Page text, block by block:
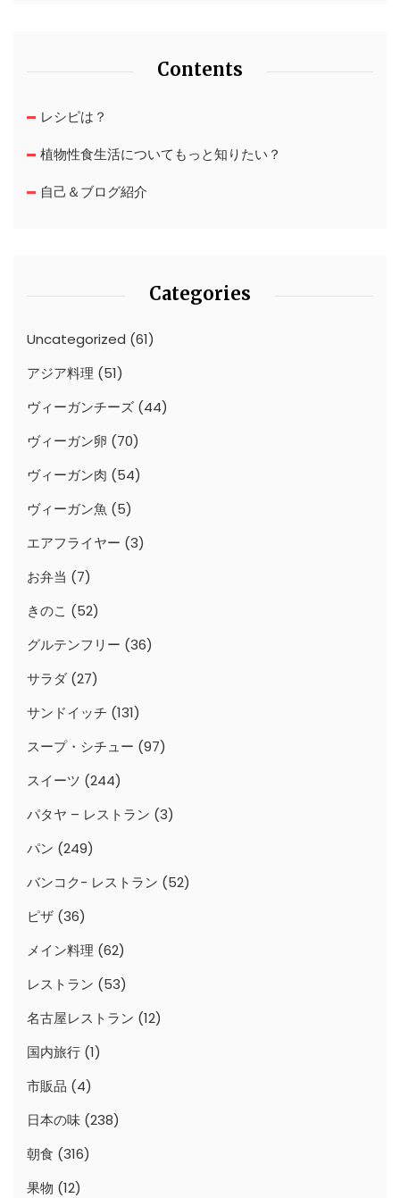
Contents
レシピは？
植物性食生活についてもっと知りたい？
自己＆ブログ紹介
Categories
Uncategorized (61)
アジア料理 (51)
ヴィーガンチーズ (44)
ヴィーガン卵 (70)
ヴィーガン肉 (54)
ヴィーガン魚 (5)
エアフライヤー (3)
お弁当 (7)
きのこ (52)
グルテンフリー (36)
サラダ (27)
サンドイッチ (131)
スープ・シチュー (97)
スイーツ (244)
パタヤ – レストラン (3)
パン (249)
バンコク- レストラン (52)
ピザ (36)
メイン料理 (62)
レストラン (53)
名古屋レストラン (12)
国内旅行 (1)
市販品 (4)
日本の味 (238)
朝食 (316)
果物 (12)